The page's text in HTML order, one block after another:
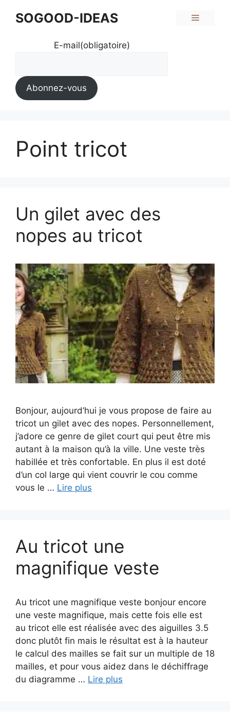
SOGOOD-IDEAS Menu
E-mail(obligatoire)
Abonnez-vous
Point tricot
Un gilet avec des
nopes au tricot
Bonjour, aujourd’hui je vous propose de faire au
tricot un gilet avec des nopes. Personnellement,
j’adore ce genre de gilet court qui peut être mis
autant à la maison qu’à la ville. Une veste très
habillée et très confortable. En plus il est doté
d’un col large qui vient couvrir le cou comme
vous le … Lire plus
Au tricot une
magnifique veste
Au tricot une magnifique veste bonjour encore
une veste magnifique, mais cette fois elle est
au tricot elle est réalisée avec des aiguilles 3.5
donc plutôt fin mais le résultat est à la hauteur
le calcul des mailles se fait sur un multiple de 18
mailles, et pour vous aidez dans le déchiffrage
du diagramme … Lire plus